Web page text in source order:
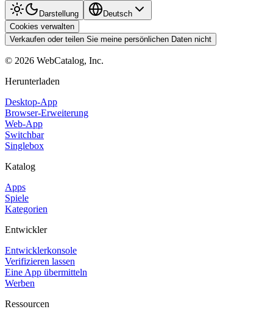
Darstellung
Deutsch
Cookies verwalten
Verkaufen oder teilen Sie meine persönlichen Daten nicht
© 2026 WebCatalog, Inc.
Herunterladen
Desktop-App
Browser-Erweiterung
Web-App
Switchbar
Singlebox
Katalog
Apps
Spiele
Kategorien
Entwickler
Entwicklerkonsole
Verifizieren lassen
Eine App übermitteln
Werben
Ressourcen